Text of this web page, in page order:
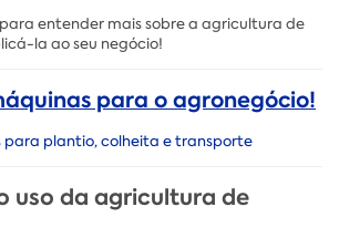
entender mais sobre a agricultura de
la ao seu negócio!
para o agronegócio!
para plantio, colheita e transporte
uso da agricultura de